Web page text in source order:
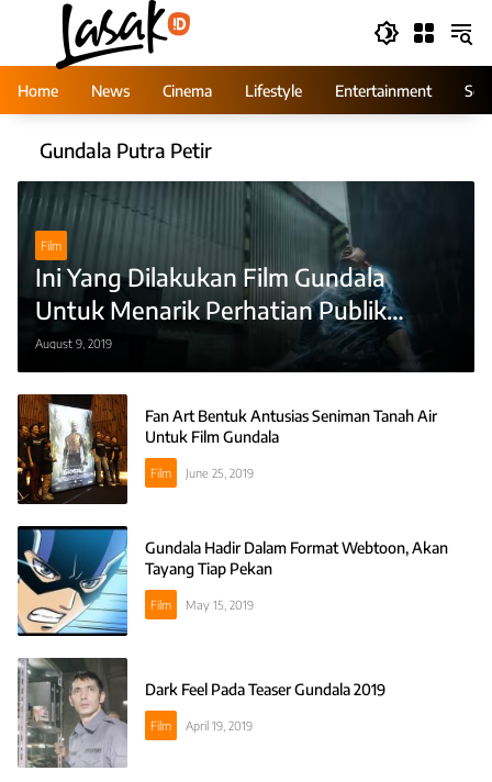
Home
News Cinema Lifestyle Entertainment
Gundala Putra Petir
Film
Ini Yang Dilakukan Film Gundala
Untuk Menarik Perhatian Publik
Jelang Rilis
August 9, 2019
Fan Art Bentuk Antusias Seniman Tanah Air
Untuk Film Gundala
Film June 25, 2019
Gundala Hadir Dalam Format Webtoon, Akan
Tayang Tiap Pekan
Film May 15, 2019
Dark Feel Pada Teaser Gundala 2019
Film April 19, 2019